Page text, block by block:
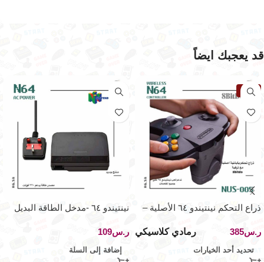
قد يعجبك ايضاً
نفذت
ذراع التحكم نينتيندو ٦٤ الأصلية –
ر.س
رمادي كلاسيكي
تحديد أحد الخيارات
نينتيندو ٦٤ -مدخل الطاقة البديل
ر.س
إضافة إلى السلة